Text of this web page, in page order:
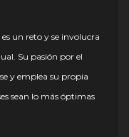
un reto y se involucra
Su pasión por el
y emplea su propia
sean lo más óptimas